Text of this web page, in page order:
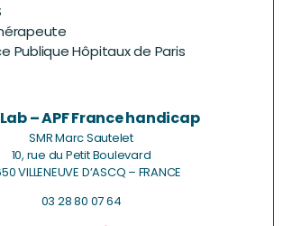
Publique Hôpitaux de Paris
– APF France handicap
SMR Marc Sautelet
10, rue du Petit Boulevard
VILLENEUVE D’ASCQ – FRANCE
03 28 80 07 64